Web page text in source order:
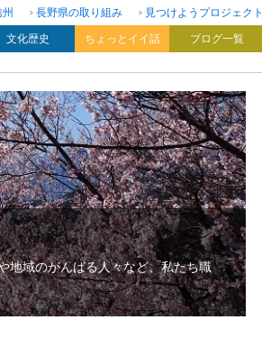
長野県の取り組み
見つけようプロジェクト
文化歴史 ちょっとイイ話 ブログ一覧
地域のがんばる人々など、私たち職